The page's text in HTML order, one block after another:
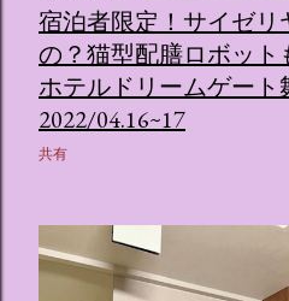
宿泊者限定！サイゼ
の？猫型配膳ロボット
ホテルドリームゲート
2022/04.16~17
共有